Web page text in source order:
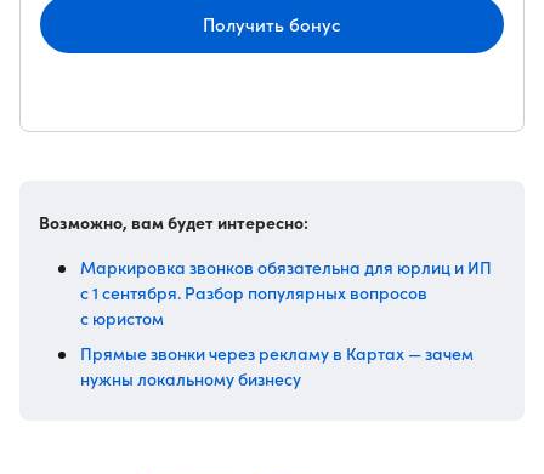
Получить бонус
Возможно, вам будет интересно:
Маркировка звонков обязательна для юрлиц и ИП
с 1 сентября. Разбор популярных вопросов
с юристом
Прямые звонки через рекламу в Картах — зачем
нужны локальному бизнесу